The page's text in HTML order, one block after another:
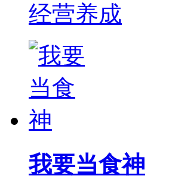
经营养成
我要当食神